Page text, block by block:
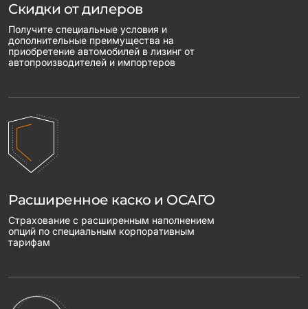
Скидки от дилеров
Получите специальные условия и
дополнительные преимущества на
приобретение автомобилей в лизинг от
автопроизводителей и импортеров
Расширенное каско и ОСАГО
Страхование с расширенным наполнением
опций по специальным корпоративным
тарифам